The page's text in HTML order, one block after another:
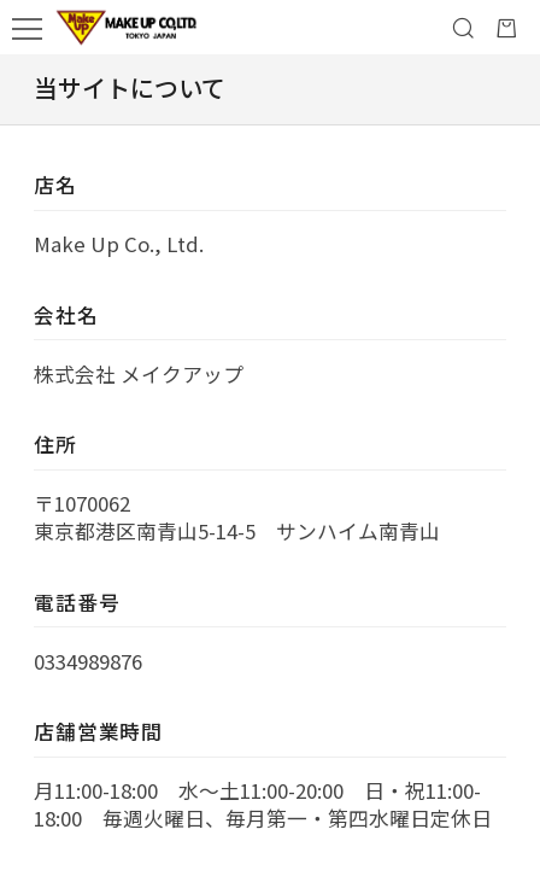
当サイトについて
店名
Make Up Co., Ltd.
会社名
株式会社 メイクアップ
住所
〒1070062
東京都港区南青山5-14-5 サンハイム南青山
電話番号
0334989876
店舗営業時間
月11:00-18:00 水～土11:00-20:00 日・祝11:00-
18:00 毎週火曜日、毎月第一・第四水曜日定休日